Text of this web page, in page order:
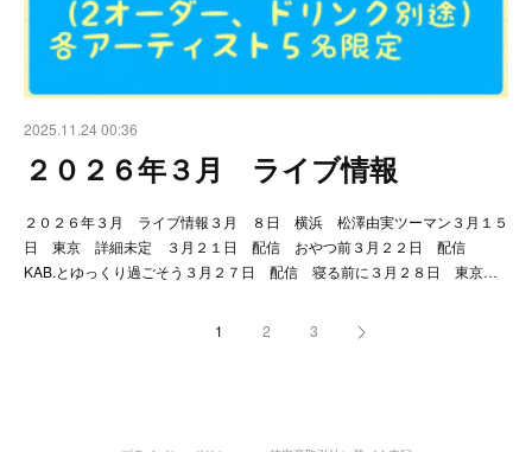
2025.11.24 00:36
２０２６年３月 ライブ情報
２０２６年３月 ライブ情報３月 ８日 横浜 松澤由実ツーマン３月１５
日 東京 詳細未定 ３月２１日 配信 おやつ前３月２２日 配信
KAB.とゆっくり過ごそう３月２７日 配信 寝る前に３月２８日 東京…
1 2 3